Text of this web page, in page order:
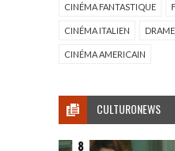
CINÉMA FANTASTIQUE
CINÉMA ITALIEN DRAME
CINÉMA AMERICAIN
CULTURONEWS